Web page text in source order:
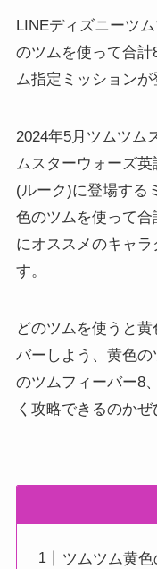
LINEディズニーツ
のツムを使って合
ム指定ミッションが
2024年5月ツムツム
ムスターウォーズ
(ルーク)に登場する
色のツムを使って
にオススメのキャ
す。
どのツムを使うと
バーしよう、黄色
のツムフィーバー8
く攻略できるのかぜ
ツムツム黄